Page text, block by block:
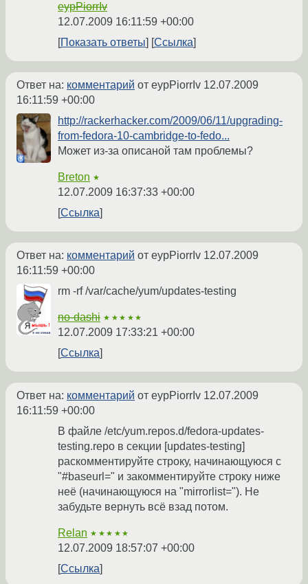
eypPiorrIv
12.07.2009 16:11:59 +00:00
Показать ответы
Ссылка
Ответ на: комментарий от eypPiorrIv 12.07.2009
16:11:59 +00:00
http://rackerhacker.com/2009/06/11/upgrading-
from-fedora-10-cambridge-to-fedo...
Может из-за описаной там проблемы?
Breton ★
12.07.2009 16:37:33 +00:00
Ссылка
Ответ на: комментарий от eypPiorrIv 12.07.2009
16:11:59 +00:00
rm -rf /var/cache/yum/updates-testing
no-dashi ★★★★★
12.07.2009 17:33:21 +00:00
Ссылка
Ответ на: комментарий от eypPiorrIv 12.07.2009
16:11:59 +00:00
В файле /etc/yum.repos.d/fedora-updates-
testing.repo в секции [updates-testing]
раскомментируйте строку, начинающуюся с
"#baseurl=" и закомментируйте строку ниже
неё (начинающуюся на "mirrorlist="). Не
забудьте вернуть всё взад потом.
Relan ★★★★★
12.07.2009 18:57:07 +00:00
Ссылка